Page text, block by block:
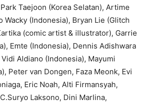
Taejoon (Korea Selatan), Artime
Wacky (Indonesia), Bryan Lie (Glitch
(comic artist & illustrator), Garrie
Emte (Indonesia), Dennis Adishwara
Aldiano (Indonesia), Mayumi
Peter van Dongen, Faza Meonk, Evi
Eric Noah, Alti Firmansyah,
Laksono, Dini Marlina,